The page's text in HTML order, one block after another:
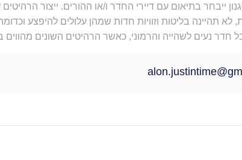
ייבחר בתיאום עם דיירי החדר ו/או ההורים. ייצור
לא תהיינה בליטות וזוויות חדות שמהן עלולים להיפצע
חדר נעים לשהייה והרמוני, כאשר הרהיטים השונים